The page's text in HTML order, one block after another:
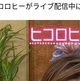
ヒーがライブ配信中